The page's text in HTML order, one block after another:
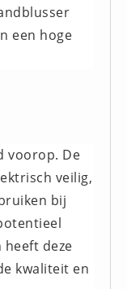
een hoge
voorop. De
veilig,
bij
heeft deze
kwaliteit en